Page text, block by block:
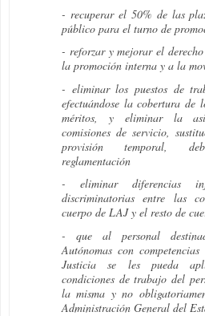
- recuperar el 50% de las
público para el turno de
- reforzar y mejorar el
la promoción interna y a la
- eliminar los puestos de
efectuándose la cobertura de
méritos, y eliminar la
comisiones de servicio,
provisión temporal,
reglamentación
- eliminar diferencias
discriminatorias entre las
cuerpo de LAJ y el resto de
- que al personal
Autónomas con
Justicia se les pueda
condiciones de trabajo del
la misma y no
Administración General del